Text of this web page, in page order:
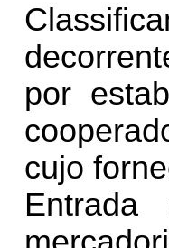
por
cujo